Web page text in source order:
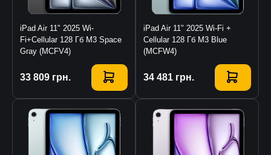
iPad Air 11" 2025 Wi-
Fi+Cellular 128 Гб M3 Space
Gray (MCFV4)
33 809 грн.
Купити
iPad Air 11" 2025 Wi-Fi +
Cellular 128 Гб M3 Blue
(MCFW4)
34 481 грн.
Купити